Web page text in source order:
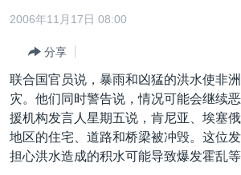
转
容
跳
转
到
航
港澳
国际
最新国际新闻
印太
分类新闻
经济·金融·贸易
美中关系
2006年11月17日 08:00
分享
联合国官员说，暴雨和凶猛的洪水使非
灾。他们同时警告说，情况可能会继续
援机构发言人星期五说，肯尼亚、埃塞
地区的住宅、道路和桥梁被冲毁。这位
担心洪水造成的积水可能导致爆发霍乱等